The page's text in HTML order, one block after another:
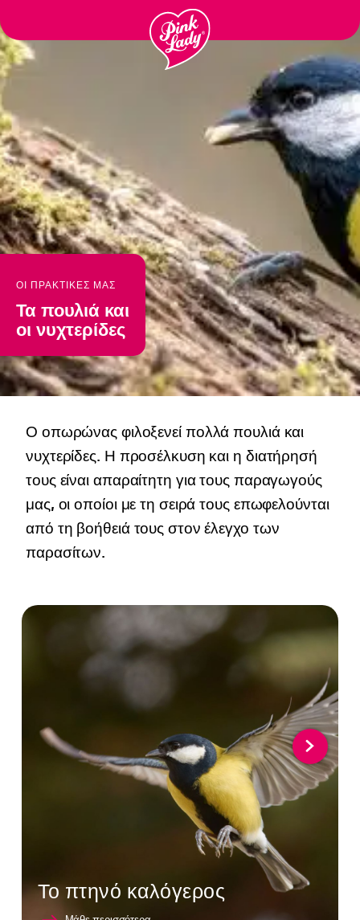
στα
περιεχόμενα
ΟΙ ΠΡΑΚΤΙΚΕΣ ΜΑΣ
Τα πουλιά και
οι νυχτερίδες
Ο οπωρώνας φιλοξενεί πολλά πουλιά και
νυχτερίδες. Η προσέλκυση και η διατήρησή
τους είναι απαραίτητη για τους παραγωγούς
μας, οι οποίοι με τη σειρά τους επωφελούνται
από τη βοήθειά τους στον έλεγχο των
παρασίτων.
Το πτηνό καλόγερος